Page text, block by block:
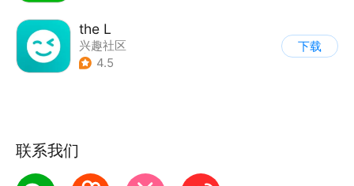
the L
兴趣社区
| 真人娱乐直播
4.5
下载
联系我们